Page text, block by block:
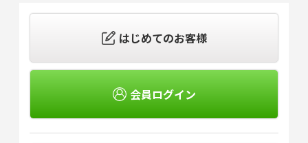
はじめてのお客様
会員ログイン